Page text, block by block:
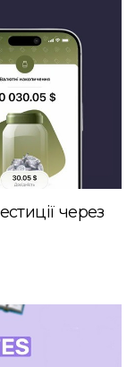
через